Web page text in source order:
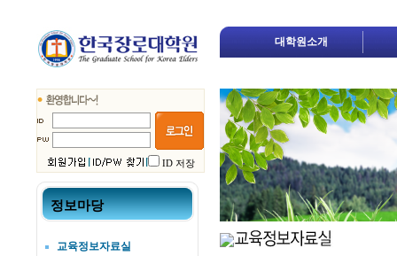
대학원소개
ID 저장
정보마당
교육정보자료실